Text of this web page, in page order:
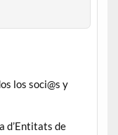
los soci@s y
d’Entitats de